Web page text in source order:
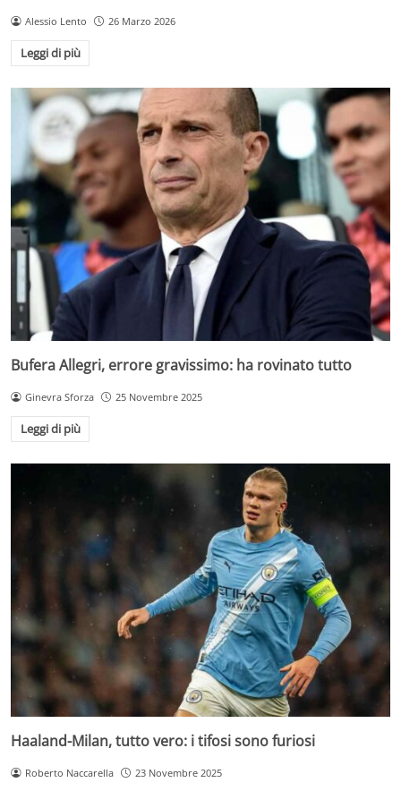
Alessio Lento 26 Marzo 2026
Leggi di più
Bufera Allegri, errore gravissimo: ha rovinato tutto
Ginevra Sforza 25 Novembre 2025
Leggi di più
Haaland-Milan, tutto vero: i tifosi sono furiosi
Roberto Naccarella 23 Novembre 2025